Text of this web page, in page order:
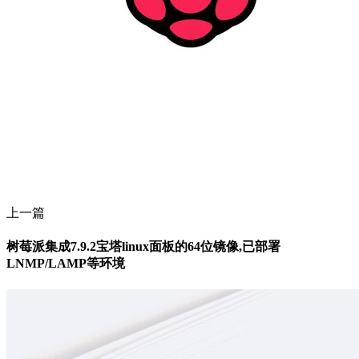
上一篇
树莓派集成7.9.2宝塔linux面板的64位镜像,已部署
LNMP/LAMP等环境